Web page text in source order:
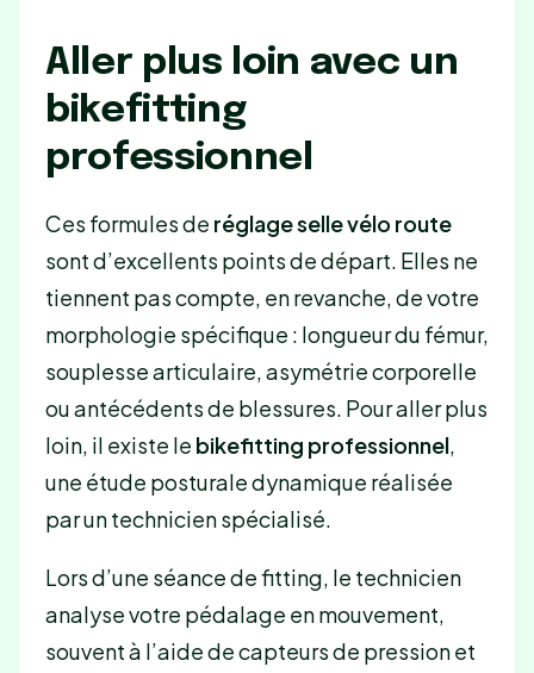
Aller plus loin avec un
bikefitting
professionnel
Ces formules de réglage selle vélo route
sont d’excellents points de départ. Elles ne
tiennent pas compte, en revanche, de votre
morphologie spécifique : longueur du fémur,
souplesse articulaire, asymétrie corporelle
ou antécédents de blessures. Pour aller plus
loin, il existe le bikefitting professionnel,
une étude posturale dynamique réalisée
par un technicien spécialisé.
Lors d’une séance de fitting, le technicien
analyse votre pédalage en mouvement,
souvent à l’aide de capteurs de pression et